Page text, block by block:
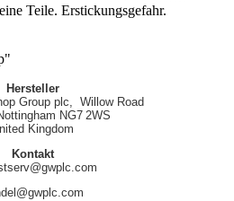
Teile. Erstickungsgefahr.
Hersteller
Group plc, Willow Road
NG7 2WS
Kingdom
Kontakt